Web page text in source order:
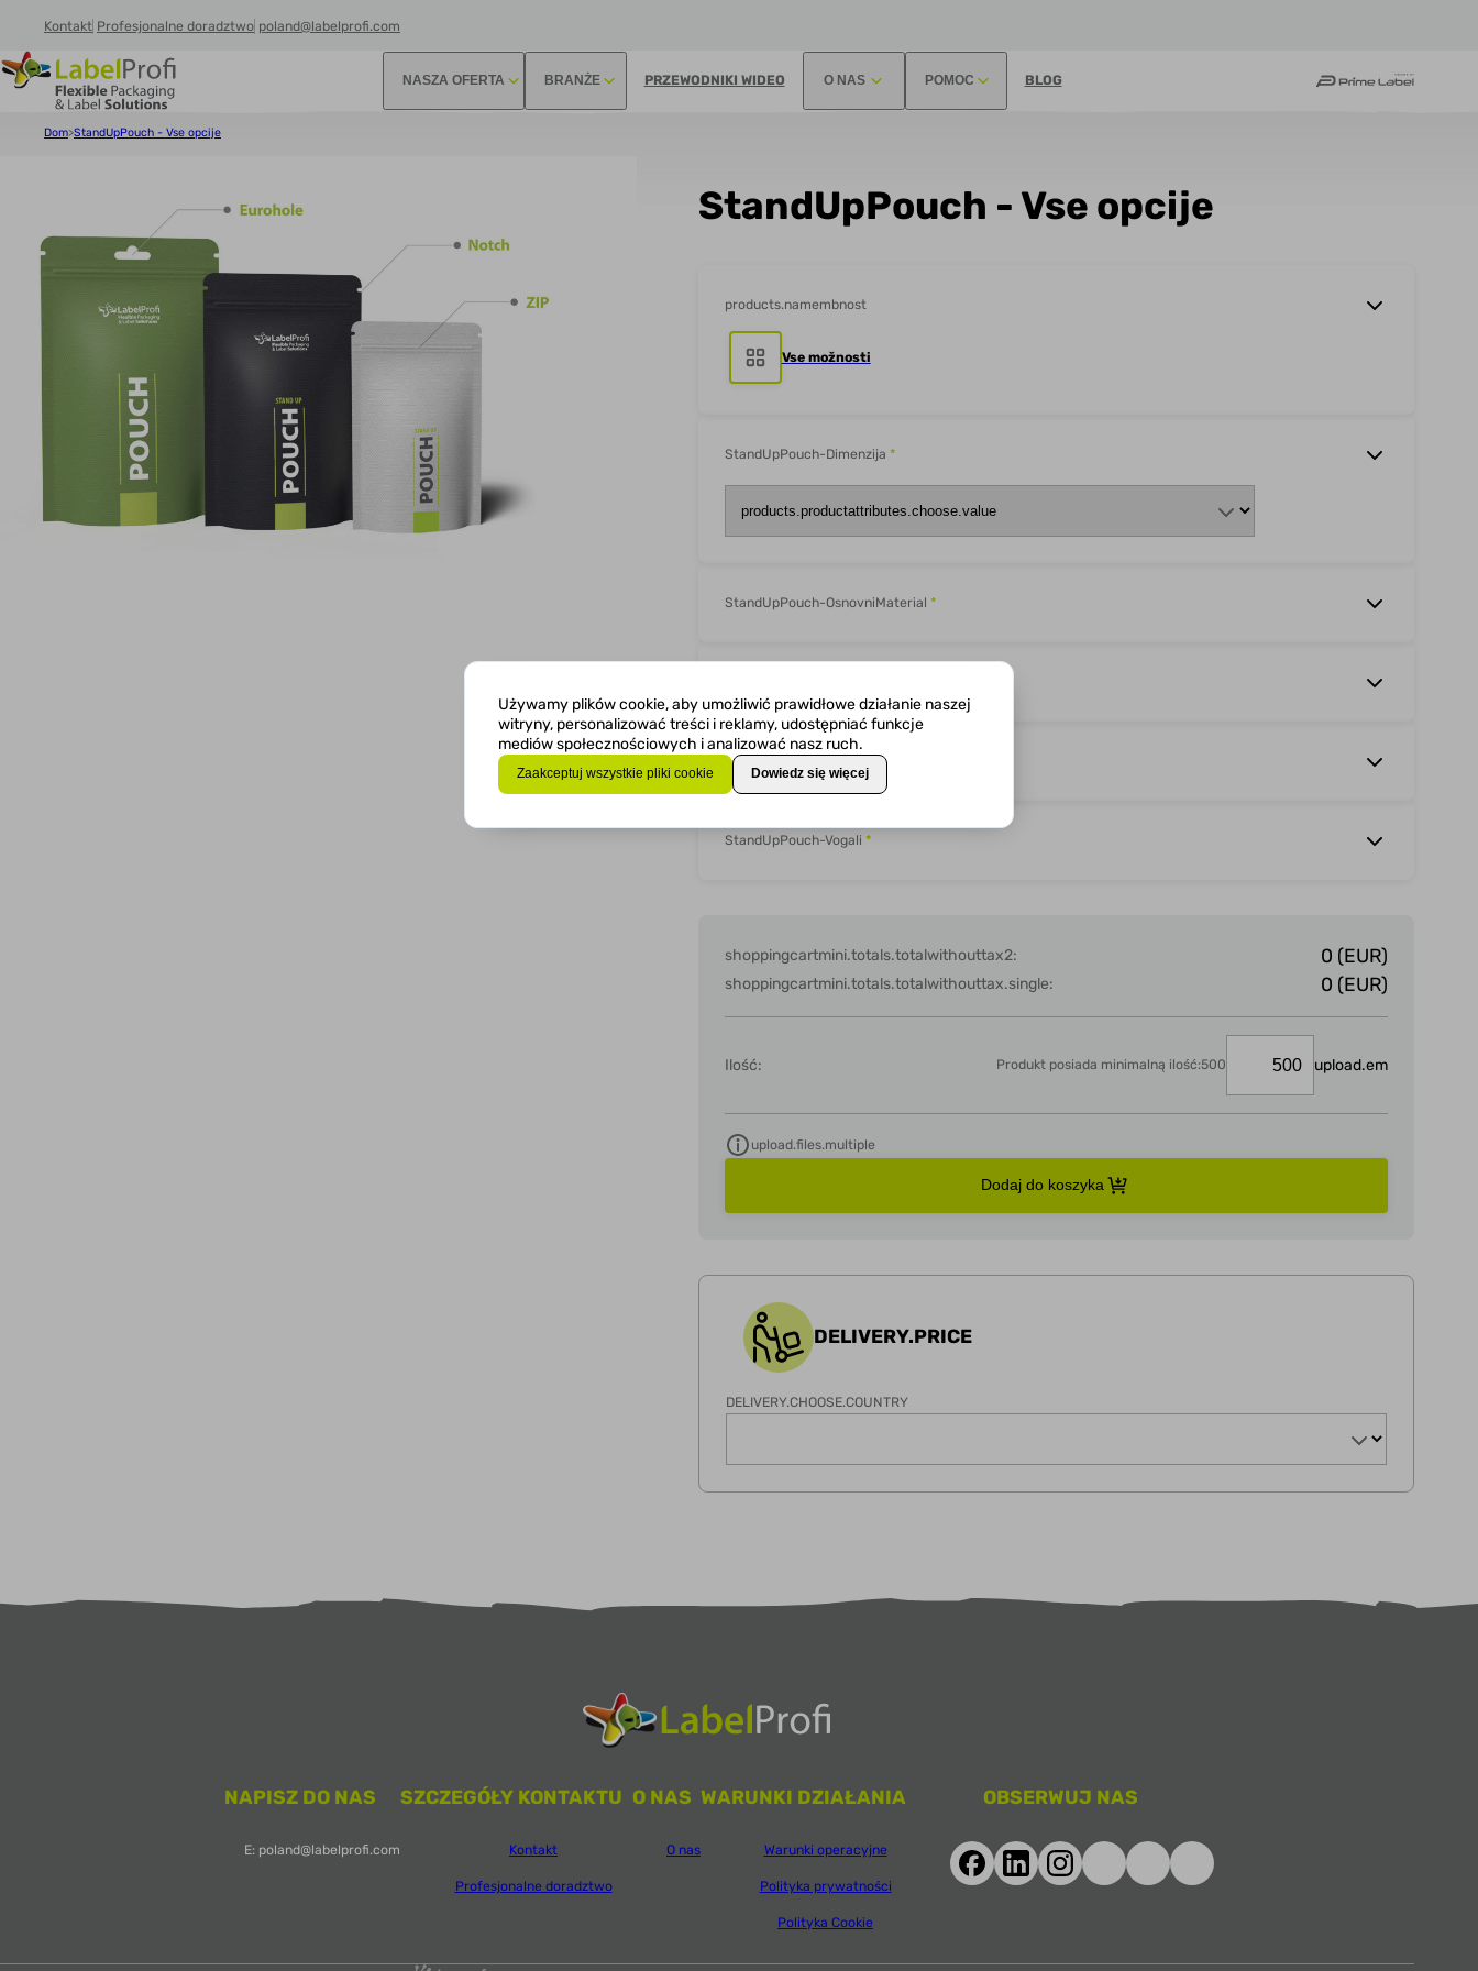
Używamy plików cookie, aby umożliwić prawidłowe działanie naszej
witryny, personalizować treści i reklamy, udostępniać funkcje
mediów społecznościowych i analizować nasz ruch.
Zaakceptuj wszystkie pliki cookie Dowiedz się więcej
Kontakt Profesjonalne doradztwo poland@labelprofi.com
NASZA OFERTA BRANŻE PRZEWODNIKI WIDEO O NAS POMOC BLOG
Dom>StandUpPouch - Vse opcije
StandUpPouch - Vse opcije
products.namembnost
Vse možnosti
StandUpPouch-Dimenzija *
StandUpPouch-OsnovniMaterial *
StandUpPouch-Dodelava *
StandUpPouch-Vogali *
shoppingcartmini.totals.totalwithouttax2: 0 (EUR)
shoppingcartmini.totals.totalwithouttax.single: 0 (EUR)
Ilość: Produkt posiada minimalną ilość:500 upload.em
upload.files.multiple
Dodaj do koszyka
DELIVERY.PRICE
DELIVERY.CHOOSE.COUNTRY
NAPISZ DO NAS
E: poland@labelprofi.com
SZCZEGÓŁY KONTAKTU
Kontakt
Profesjonalne doradztwo
O NAS
O nas
WARUNKI DZIAŁANIA
Warunki operacyjne
Polityka prywatności
Polityka Cookie
OBSERWUJ NAS